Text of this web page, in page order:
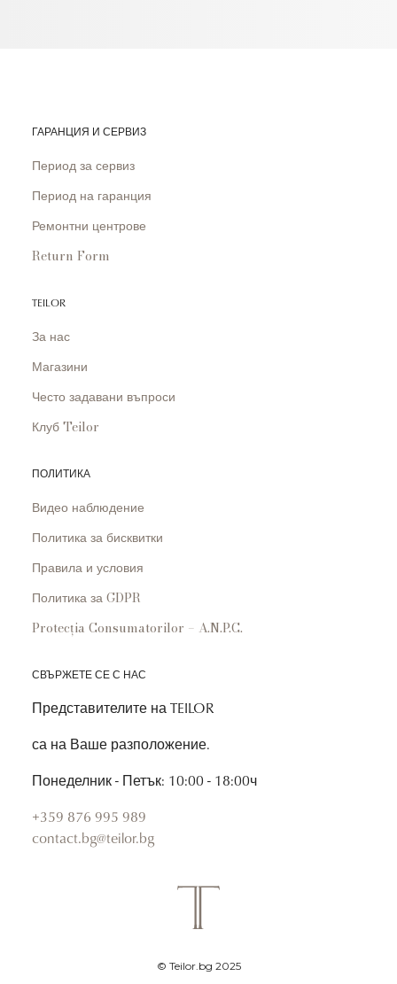
ГАРАНЦИЯ И СЕРВИЗ
Период за сервиз
Период на гаранция
Ремонтни центрове
Return Form
TEILOR
За нас
Магазини
Често задавани въпроси
Клуб Teilor
ПОЛИТИКА
Видео наблюдение
Политика за бисквитки
Правила и условия
Политика за GDPR
Protecția Consumatorilor – A.N.P.C.
СВЪРЖЕТЕ СЕ С НАС
Представителите на TEILOR
са на Ваше разположение.
Понеделник - Петък: 10:00 - 18:00ч
+359 876 995 989
contact.bg@teilor.bg
© Teilor.bg 2025